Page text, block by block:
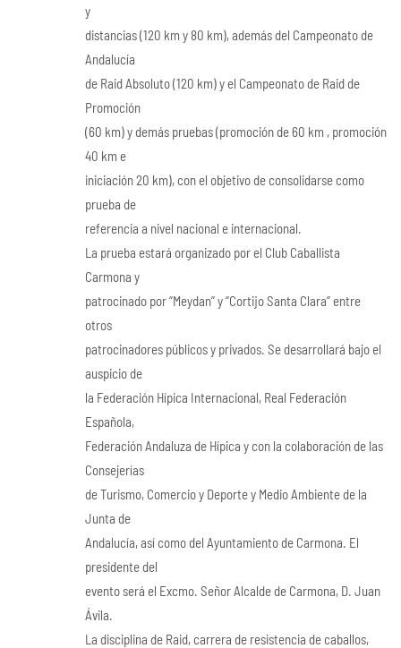
y
distancias (120 km y 80 km), además del Campeonato de
Andalucía
de Raid Absoluto (120 km) y el Campeonato de Raid de
Promoción
(60 km) y demás pruebas (promoción de 60 km , promoción
40 km e
iniciación 20 km), con el objetivo de consolidarse como
prueba de
referencia a nivel nacional e internacional.
La prueba estará organizado por el Club Caballista
Carmona y
patrocinado por “Meydan” y “Cortijo Santa Clara” entre
otros
patrocinadores públicos y privados. Se desarrollará bajo el
auspicio de
la Federación Hípica Internacional, Real Federación
Española,
Federación Andaluza de Hípica y con la colaboración de las
Consejerías
de Turismo, Comercio y Deporte y Medio Ambiente de la
Junta de
Andalucía, así como del Ayuntamiento de Carmona. El
presidente del
evento será el Excmo. Señor Alcalde de Carmona, D. Juan
Ávila.
La disciplina de Raid, carrera de resistencia de caballos,